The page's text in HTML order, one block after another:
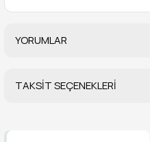
YORUMLAR
TAKSİT SEÇENEKLERİ